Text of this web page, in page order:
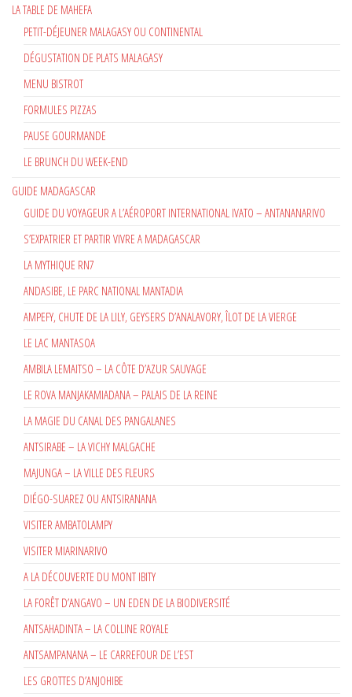
LA TABLE DE MAHEFA
PETIT-DÉJEUNER MALAGASY OU CONTINENTAL
DÉGUSTATION DE PLATS MALAGASY
MENU BISTROT
FORMULES PIZZAS
PAUSE GOURMANDE
LE BRUNCH DU WEEK-END
GUIDE MADAGASCAR
GUIDE DU VOYAGEUR A L’AÉROPORT INTERNATIONAL IVATO – ANTANANARIVO
S’EXPATRIER ET PARTIR VIVRE A MADAGASCAR
LA MYTHIQUE RN7
ANDASIBE, LE PARC NATIONAL MANTADIA
AMPEFY, CHUTE DE LA LILY, GEYSERS D’ANALAVORY, ÎLOT DE LA VIERGE
LE LAC MANTASOA
AMBILA LEMAITSO – LA CÔTE D’AZUR SAUVAGE
LE ROVA MANJAKAMIADANA – PALAIS DE LA REINE
LA MAGIE DU CANAL DES PANGALANES
ANTSIRABE – LA VICHY MALGACHE
MAJUNGA – LA VILLE DES FLEURS
DIÉGO-SUAREZ OU ANTSIRANANA
VISITER AMBATOLAMPY
VISITER MIARINARIVO
A LA DÉCOUVERTE DU MONT IBITY
LA FORÊT D’ANGAVO – UN EDEN DE LA BIODIVERSITÉ
ANTSAHADINTA – LA COLLINE ROYALE
ANTSAMPANANA – LE CARREFOUR DE L’EST
LES GROTTES D’ANJOHIBE